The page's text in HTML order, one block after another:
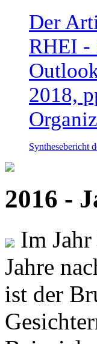
Der
RHEI -
2018,
Synthesebericht
2016 -
Im
Jahre
ist der